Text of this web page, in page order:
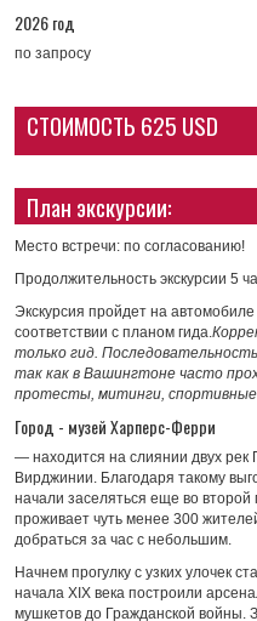
2026 год
по запросу
СТОИМОСТЬ 625 USD
План экскурсии:
Место встречи: по согласованию!
Продолжительность экскурсии 5
Экскурсия пройдет на
соответствии с планом гида.
только гид.
так как в Вашингтоне часто
протесты, митинги, спортивные
Город - музей Харперс-Ферри
— находится на слиянии двух
Вирджинии. Благодаря такому
начали заселяться еще во второй
проживает чуть менее 300
добраться за час с небольшим.
Начнем прогулку с узких улочек
начала XIX века построили
мушкетов до Гражданской войны.